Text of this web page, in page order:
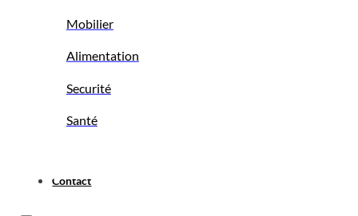
Mobilier
Alimentation
Securité
Santé
Contact